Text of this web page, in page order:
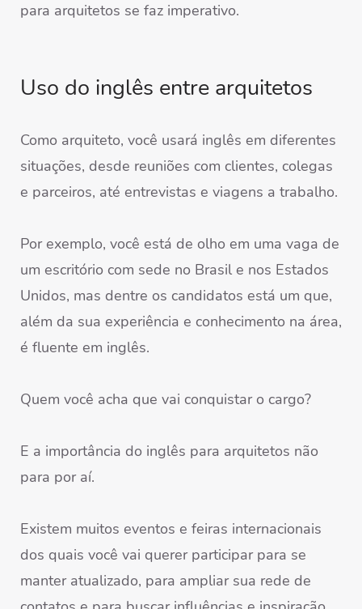
para arquitetos se faz imperativo.
Uso do inglês entre arquitetos
Como arquiteto, você usará inglês em diferentes
situações, desde reuniões com clientes, colegas
e parceiros, até entrevistas e viagens a trabalho.
Por exemplo, você está de olho em uma vaga de
um escritório com sede no Brasil e nos Estados
Unidos, mas dentre os candidatos está um que,
além da sua experiência e conhecimento na área,
é fluente em inglês.
Quem você acha que vai conquistar o cargo?
E a importância do inglês para arquitetos não
para por aí.
Existem muitos eventos e feiras internacionais
dos quais você vai querer participar para se
manter atualizado, para ampliar sua rede de